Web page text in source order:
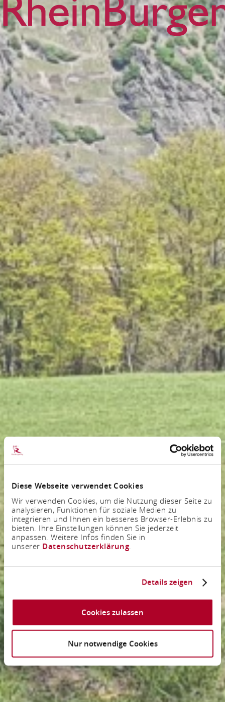
Diese Webseite verwendet Cookies
Wir verwenden Cookies, um die Nutzung dieser Seite zu
analysieren, Funktionen für soziale Medien zu
integrieren und Ihnen ein besseres Browser-Erlebnis zu
bieten. Ihre Einstellungen können Sie jederzeit
anpassen. Weitere Infos finden Sie in
unserer Datenschutzerklärung.
Details zeigen
Cookies zulassen
Nur notwendige Cookies